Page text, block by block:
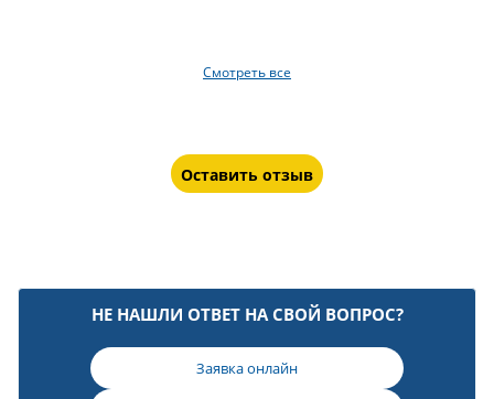
Смотреть все
Оставить отзыв
НЕ НАШЛИ ОТВЕТ НА СВОЙ ВОПРОС?
Заявка онлайн